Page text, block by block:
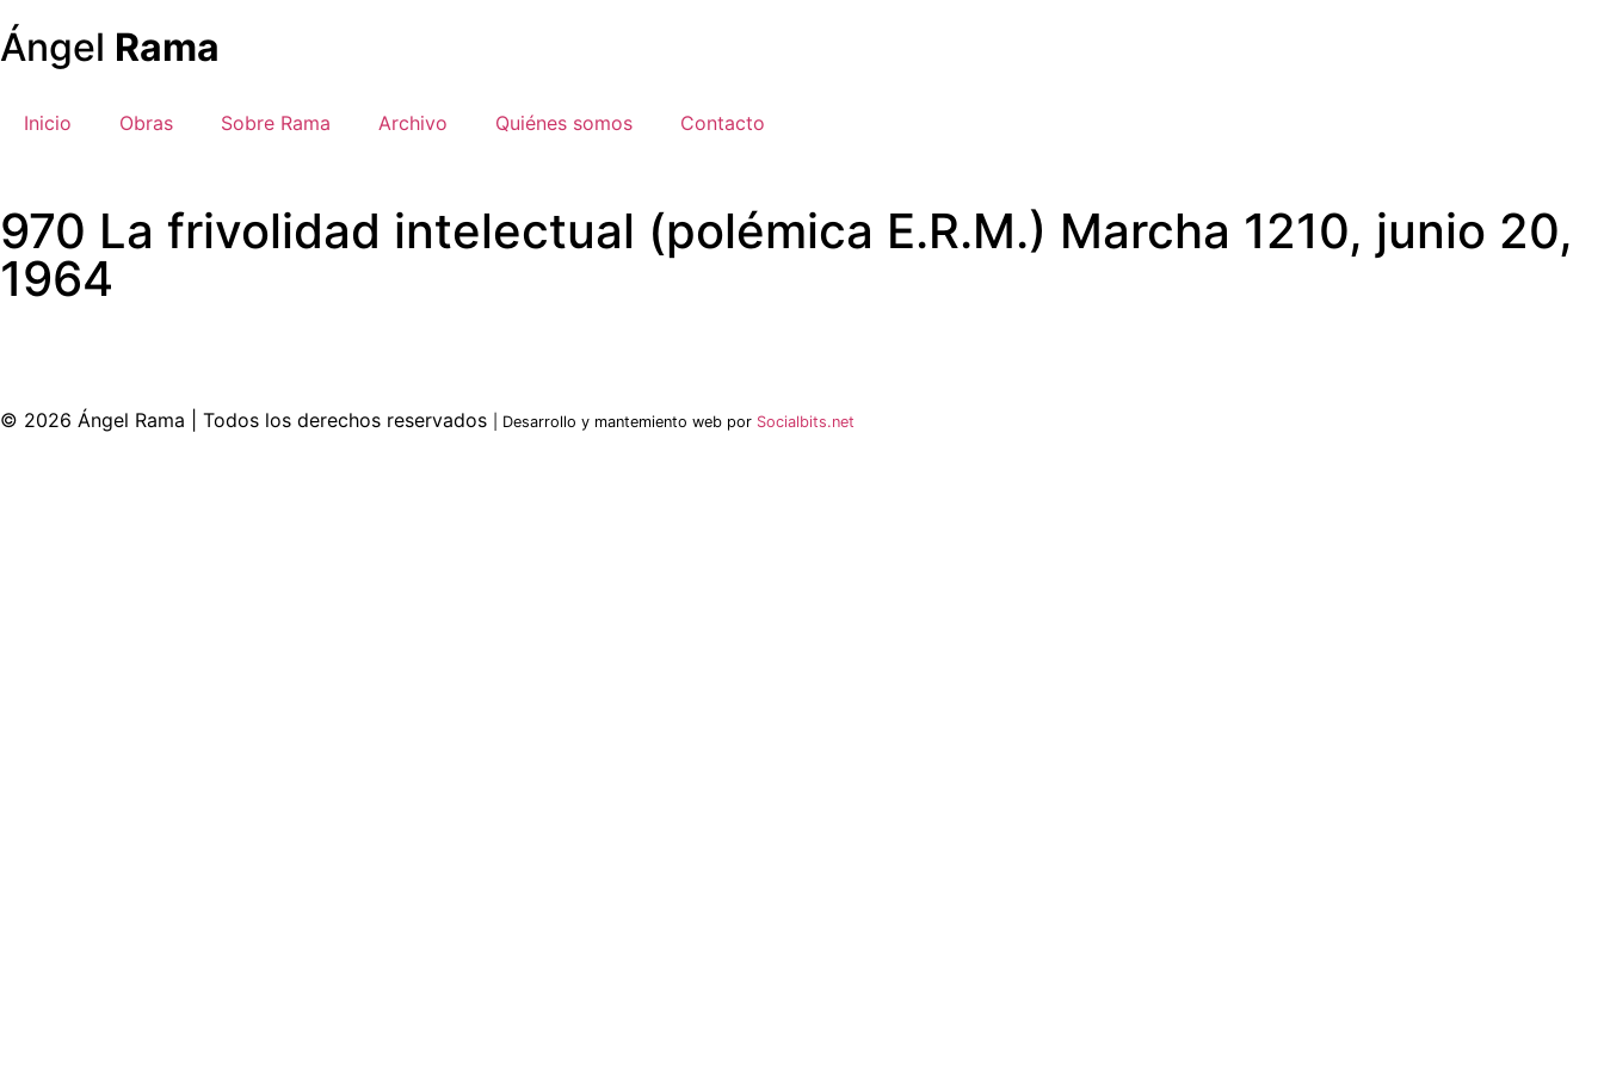
Ángel Rama
Inicio Obras Sobre Rama Archivo Quiénes somos Contacto
970 La frivolidad intelectual (polémica E.R.M.) Marcha 1210, junio 20,
1964
© 2026 Ángel Rama | Todos los derechos reservados | Desarrollo y mantemiento web por Socialbits.net